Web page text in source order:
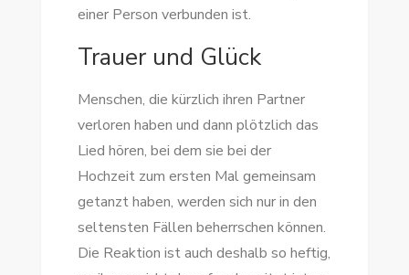
einer Person verbunden ist.
Trauer und Glück
Menschen, die kürzlich ihren Partner
verloren haben und dann plötzlich das
Lied hören, bei dem sie bei der
Hochzeit zum ersten Mal gemeinsam
getanzt haben, werden sich nur in den
seltensten Fällen beherrschen können.
Die Reaktion ist auch deshalb so heftig,